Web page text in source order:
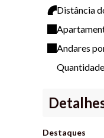
Valores e
Distância
Andares
Destaques